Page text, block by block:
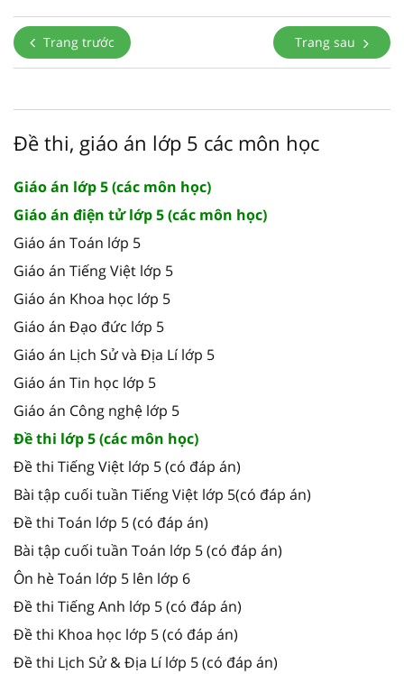
Trang trước Trang sau
Đề thi, giáo án lớp 5 các môn học
Giáo án lớp 5 (các môn học)
Giáo án điện tử lớp 5 (các môn học)
Giáo án Toán lớp 5
Giáo án Tiếng Việt lớp 5
Giáo án Khoa học lớp 5
Giáo án Đạo đức lớp 5
Giáo án Lịch Sử và Địa Lí lớp 5
Giáo án Tin học lớp 5
Giáo án Công nghệ lớp 5
Đề thi lớp 5 (các môn học)
Đề thi Tiếng Việt lớp 5 (có đáp án)
Bài tập cuối tuần Tiếng Việt lớp 5(có đáp án)
Đề thi Toán lớp 5 (có đáp án)
Bài tập cuối tuần Toán lớp 5 (có đáp án)
Ôn hè Toán lớp 5 lên lớp 6
Đề thi Tiếng Anh lớp 5 (có đáp án)
Đề thi Khoa học lớp 5 (có đáp án)
Đề thi Lịch Sử & Địa Lí lớp 5 (có đáp án)